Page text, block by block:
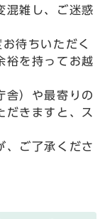
混雑し、ご迷惑
待ちいただく
裕を持ってお越
）や最寄りの
だきますと、ス
ご了承くださ